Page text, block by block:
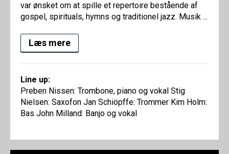
var ønsket om at spille et repertoire bestående af
gospel, spirituals, hymns og traditionel jazz. Musik ...
Læs mere
Line up:
Preben Nissen: Trombone, piano og vokal Stig
Nielsen: Saxofon Jan Schiöpffe: Trommer Kim Holm:
Bas John Milland: Banjo og vokal